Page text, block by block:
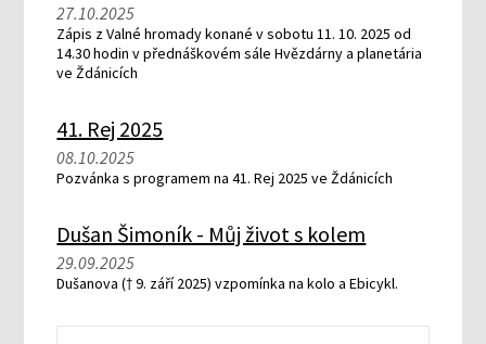
27.10.2025
Zápis z Valné hromady konané v sobotu 11. 10. 2025 od
14.30 hodin v přednáškovém sále Hvězdárny a planetária
ve Ždánicích
41. Rej 2025
08.10.2025
Pozvánka s programem na 41. Rej 2025 ve Ždánicích
Dušan Šimoník - Můj život s kolem
29.09.2025
Dušanova († 9. září 2025) vzpomínka na kolo a Ebicykl.